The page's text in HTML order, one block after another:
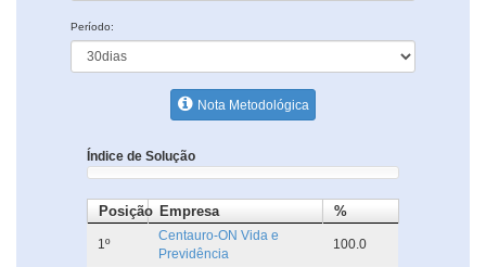
Período:
Nota Metodológica
Índice de Solução
Posição Empresa %
1º
Centauro-ON Vida e
Previdência
100.0